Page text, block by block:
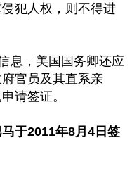
犯人权，则不得进
息，美国国务卿还应
官员及其直系亲
请签证。
马于2011年8月4日签